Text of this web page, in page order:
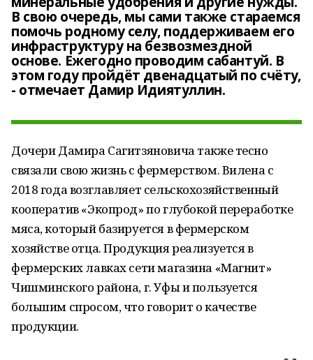
В свою очередь, мы сами также стараемся
помочь родному селу, поддерживаем его
инфраструктуру на безвозмездной
основе. Ежегодно проводим сабантуй. В
этом году пройдёт двенадцатый по счёту,
- отмечает Дамир Идиятуллин.
Дочери Дамира Сагитзяновича также тесно
связали свою жизнь с фермерством. Вилена с
2018 года возглавляет сельскохозяйственный
кооператив «Экопрод» по глубокой переработке
мяса, который базируется в фермерском
хозяйстве отца. Продукция реализуется в
фермерских лавках сети магазина «Магнит»
Чишминского района, г. Уфы и пользуется
большим спросом, что говорит о качестве
продукции.